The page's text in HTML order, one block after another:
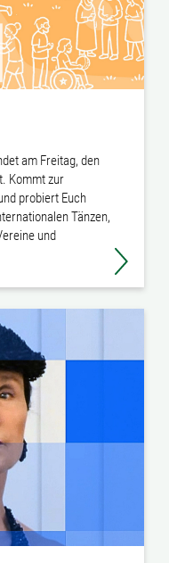
am Freitag, den
Kommt zur
probiert Euch
Tänzen,
und